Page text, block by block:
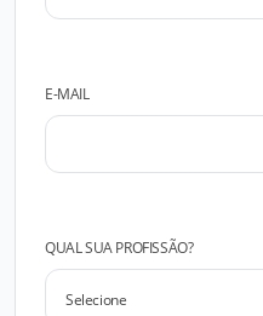
E-MAIL
QUAL SUA PROFISSÃO?